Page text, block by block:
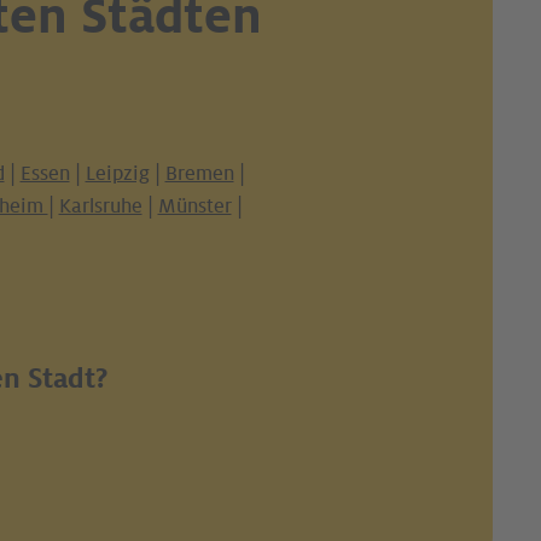
Städten
Essen Leipzig Bremen
Karlsruhe Münster|
Stadt?